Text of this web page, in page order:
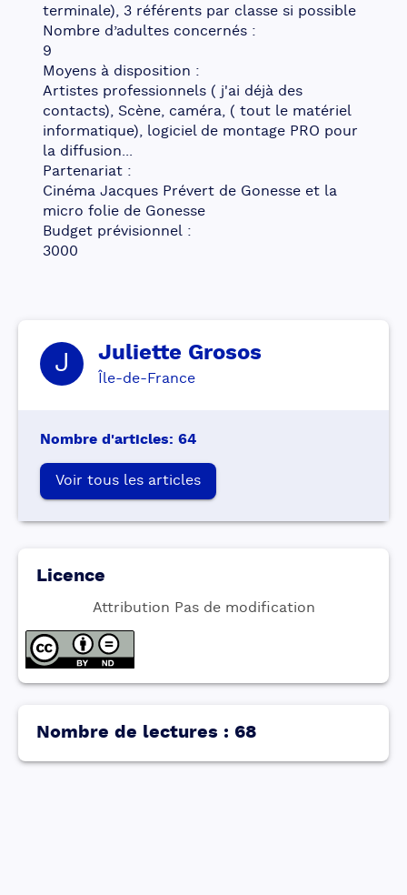
terminale), 3 référents par classe si possible
Nombre d’adultes concernés :
9
Moyens à disposition :
Artistes professionnels ( j'ai déjà des
contacts), Scène, caméra, ( tout le matériel
informatique), logiciel de montage PRO pour
la diffusion...
Partenariat :
Cinéma Jacques Prévert de Gonesse et la
micro folie de Gonesse
Budget prévisionnel :
3000
J Juliette Grosos
Île-de-France
Nombre d'articles: 64
Voir tous les articles
Licence
Attribution Pas de modification
Nombre de lectures : 68